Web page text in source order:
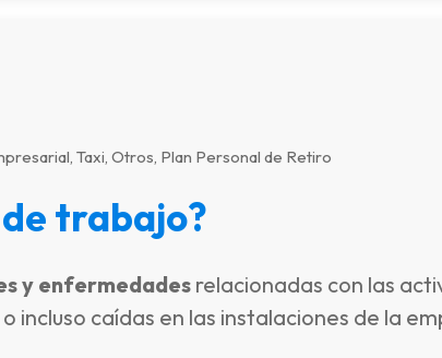
Taxi, Otros, Plan Personal de Retiro
de trabajo?
y enfermedades relacionadas con las
incluso caídas en las instalaciones de la